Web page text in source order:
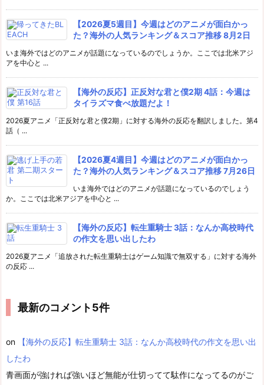
【2026夏5週目】今週はどのアニメが面白かっ
た？海外の人気ランキング＆スコア推移 8月2日
いま海外ではどのアニメが話題になっているのでしょうか。ここでは北米アジ
アを中心と ...
【海外の反応】正反対な君と僕2期 4話：今週は
タイラズマ食べ放題だよ！
2026夏アニメ「正反対な君と僕2期」に対する海外の反応を翻訳しました。第4
話（ ...
【2026夏4週目】今週はどのアニメが面白かっ
た？海外の人気ランキング＆スコア推移 7月26日
いま海外ではどのアニメが話題になっているのでしょう
か。ここでは北米アジアを中心と ...
【海外の反応】転生重騎士 3話：なんか高校時代
の作文を思い出したわ
2026夏アニメ「追放された転生重騎士はゲーム知識で無双する」に対する海外
の反応 ...
最新のコメント5件
on
【海外の反応】転生重騎士 3話：なんか高校時代の作文を思い出
したわ
青画面が強ければ強いほど無能が仕切ってて駄作になってるのがご